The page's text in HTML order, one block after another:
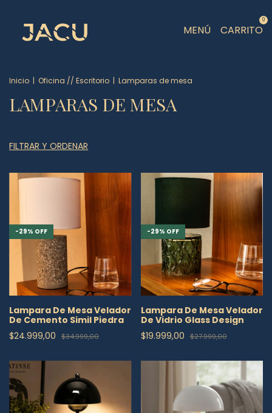
MENÚ CARRITO
0
Inicio | Oficina // Escritorio | Lamparas de mesa
LAMPARAS DE MESA
FILTRAR Y ORDENAR
-29% OFF
Lampara De Mesa Velador
De Cemento Simil Piedra
$24.999,00
$34.999,00
-29% OFF
Lampara De Mesa Velador
De Vidrio Glass Design
$19.999,00 $27.999,00